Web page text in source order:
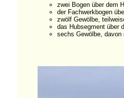
zwei Bogen über dem
der Fachwerkbogen
zwölf Gewölbe,
das Hubsegment über
sechs Gewölbe,